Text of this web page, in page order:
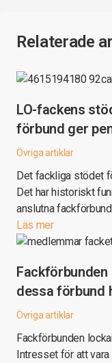
Relaterade
LO-fackens
förbund ger
Övriga artiklar
Det fackliga stödet
Det har historiskt
anslutna
Läs mer
dessa förbund
Övriga artiklar
Fackförbunden
Intresset för att